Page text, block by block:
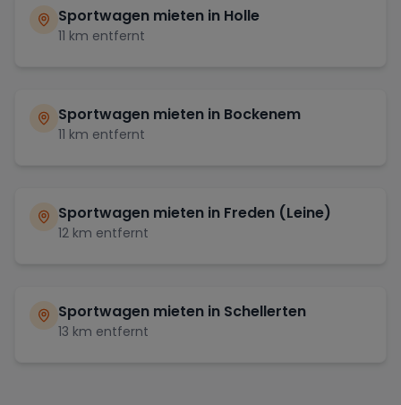
Sportwagen mieten in Holle
11 km entfernt
Sportwagen mieten in Bockenem
11 km entfernt
Sportwagen mieten in Freden (Leine)
12 km entfernt
Sportwagen mieten in Schellerten
13 km entfernt